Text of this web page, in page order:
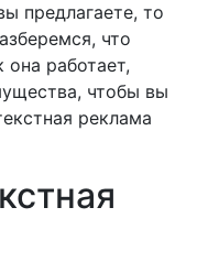
предлагаете, то
что
она работает,
чтобы вы
реклама